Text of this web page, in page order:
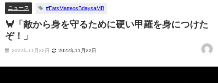
ニュース #EatsMatteosBdaysaMB
🦀「敵から身を守るために硬い甲羅を身につけた
ぞ！」
2022年11月22日 2022年11月22日